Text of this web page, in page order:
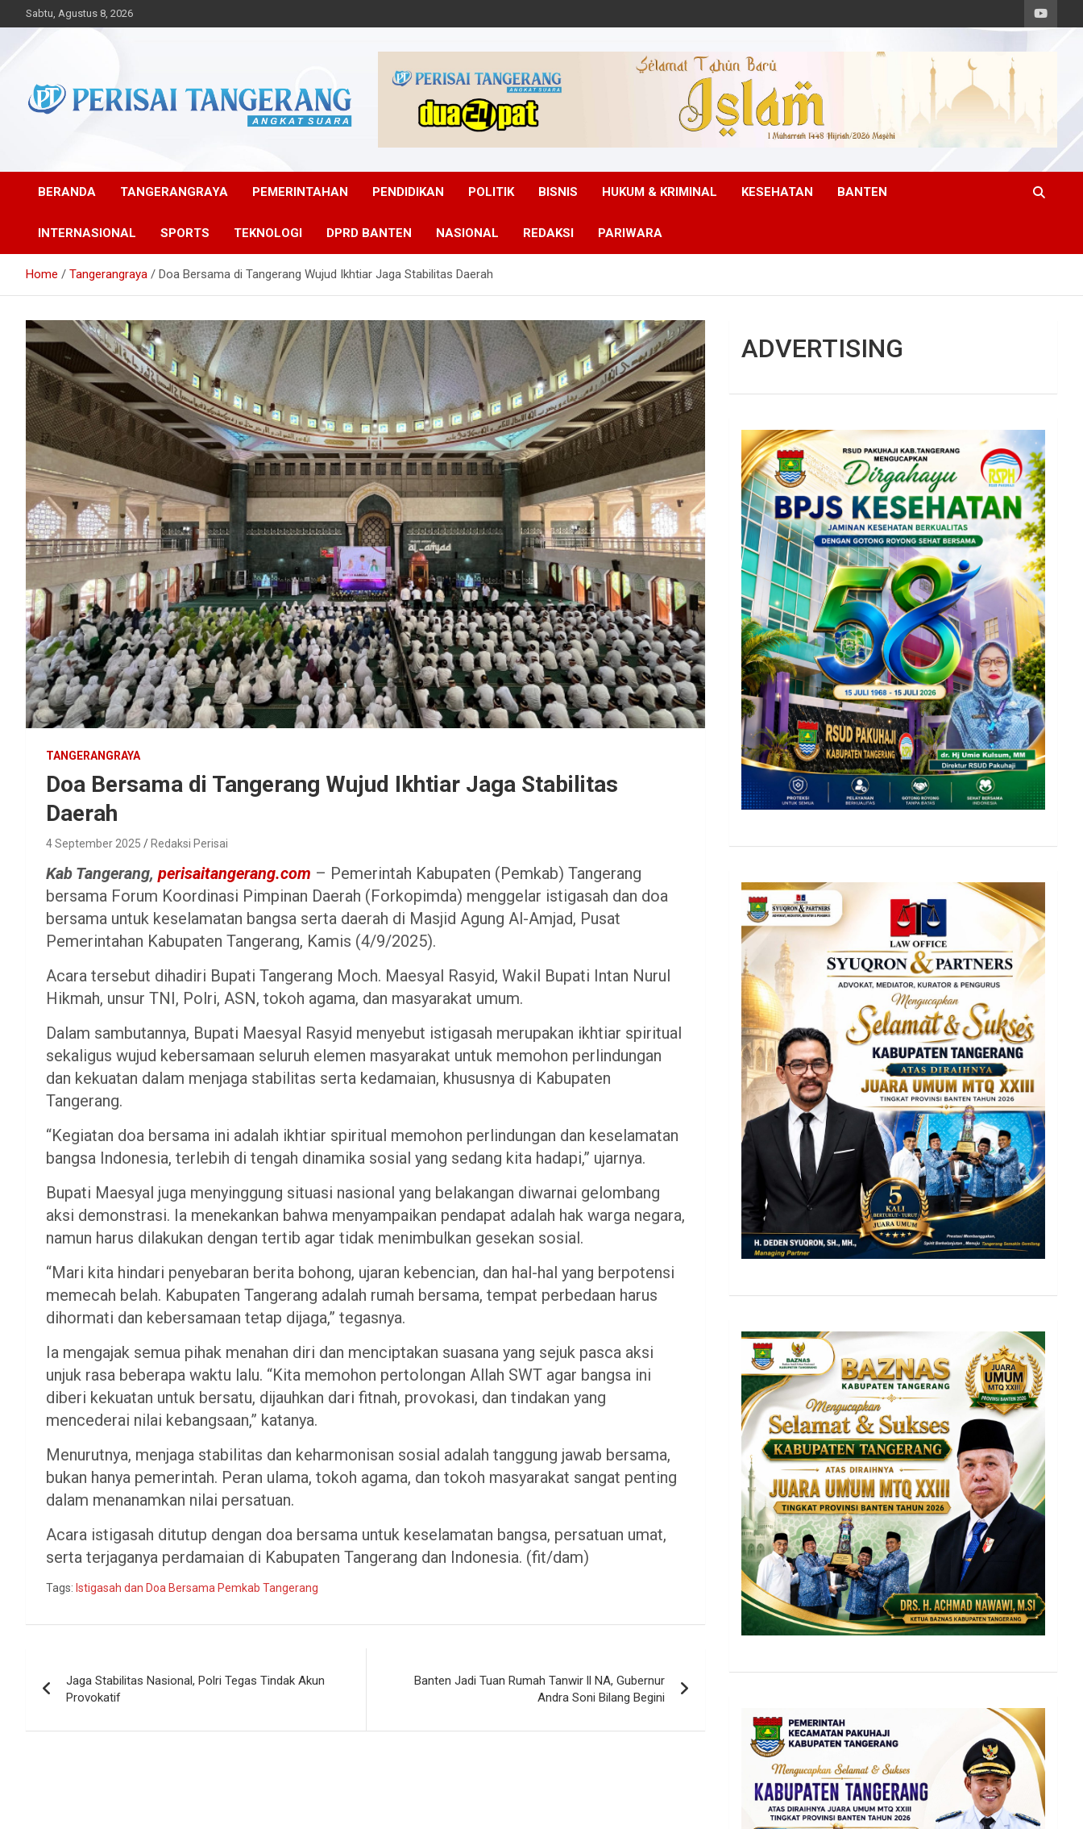
to
Sabtu, Agustus 8, 2026
Angkat Suara
BERANDA TANGERANGRAYA PEMERINTAHAN PENDIDIKAN POLITIK BISNIS HUKUM & KRIMINAL KESEHATAN BANTEN
INTERNASIONAL SPORTS TEKNOLOGI DPRD BANTEN NASIONAL REDAKSI PARIWARA
Home Tangerangraya Doa Bersama di Tangerang Wujud Ikhtiar Jaga Stabilitas Daerah
TANGERANGRAYA
Doa Bersama di Tangerang Wujud Ikhtiar Jaga Stabilitas
Daerah
4 September 2025 Redaksi Perisai
Kab Tangerang, perisaitangerang.com – Pemerintah Kabupaten (Pemkab) Tangerang
bersama Forum Koordinasi Pimpinan Daerah (Forkopimda) menggelar istigasah dan doa
bersama untuk keselamatan bangsa serta daerah di Masjid Agung Al-Amjad, Pusat
Pemerintahan Kabupaten Tangerang, Kamis (4/9/2025).
Acara tersebut dihadiri Bupati Tangerang Moch. Maesyal Rasyid, Wakil Bupati Intan Nurul
Hikmah, unsur TNI, Polri, ASN, tokoh agama, dan masyarakat umum.
Dalam sambutannya, Bupati Maesyal Rasyid menyebut istigasah merupakan ikhtiar spiritual
sekaligus wujud kebersamaan seluruh elemen masyarakat untuk memohon perlindungan
dan kekuatan dalam menjaga stabilitas serta kedamaian, khususnya di Kabupaten
Tangerang.
“Kegiatan doa bersama ini adalah ikhtiar spiritual memohon perlindungan dan keselamatan
bangsa Indonesia, terlebih di tengah dinamika sosial yang sedang kita hadapi,” ujarnya.
Bupati Maesyal juga menyinggung situasi nasional yang belakangan diwarnai gelombang
aksi demonstrasi. Ia menekankan bahwa menyampaikan pendapat adalah hak warga negara,
namun harus dilakukan dengan tertib agar tidak menimbulkan gesekan sosial.
“Mari kita hindari penyebaran berita bohong, ujaran kebencian, dan hal-hal yang berpotensi
memecah belah. Kabupaten Tangerang adalah rumah bersama, tempat perbedaan harus
dihormati dan kebersamaan tetap dijaga,” tegasnya.
Ia mengajak semua pihak menahan diri dan menciptakan suasana yang sejuk pasca aksi
unjuk rasa beberapa waktu lalu. “Kita memohon pertolongan Allah SWT agar bangsa ini
diberi kekuatan untuk bersatu, dijauhkan dari fitnah, provokasi, dan tindakan yang
mencederai nilai kebangsaan,” katanya.
Menurutnya, menjaga stabilitas dan keharmonisan sosial adalah tanggung jawab bersama,
bukan hanya pemerintah. Peran ulama, tokoh agama, dan tokoh masyarakat sangat penting
dalam menanamkan nilai persatuan.
Acara istigasah ditutup dengan doa bersama untuk keselamatan bangsa, persatuan umat,
serta terjaganya perdamaian di Kabupaten Tangerang dan Indonesia. (fit/dam)
Tags: Istigasah dan Doa Bersama Pemkab Tangerang
pos
Jaga Stabilitas Nasional, Polri Tegas Tindak Akun
Provokatif
Banten Jadi Tuan Rumah Tanwir ll NA, Gubernur
Andra Soni Bilang Begini
ADVERTISING